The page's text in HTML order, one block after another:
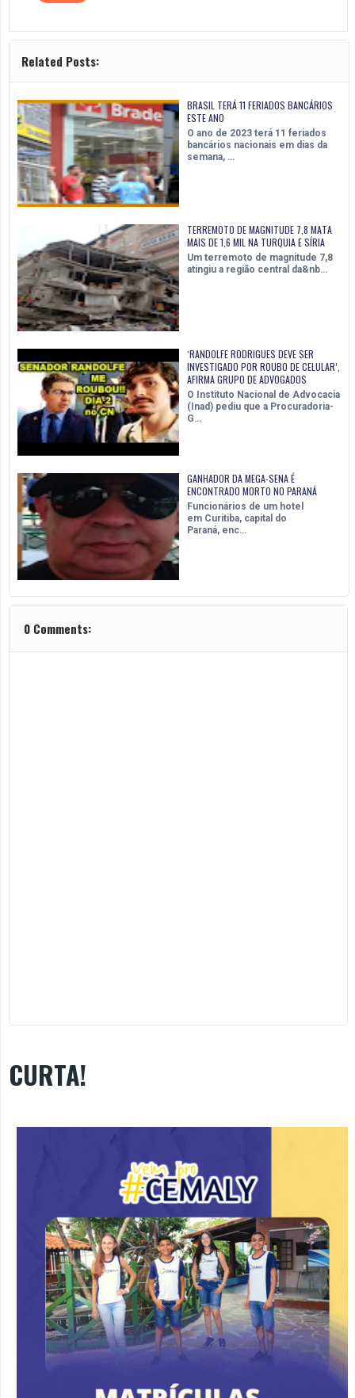
Related Posts:
BRASIL TERÁ 11 FERIADOS BANCÁRIOS
ESTE ANO
O ano de 2023 terá 11 feriados
bancários nacionais em dias da
semana, …
TERREMOTO DE MAGNITUDE 7,8 MATA
MAIS DE 1,6 MIL NA TURQUIA E SÍRIA
Um terremoto de magnitude 7,8
atingiu a região central da&nb…
‘RANDOLFE RODRIGUES DEVE SER
INVESTIGADO POR ROUBO DE CELULAR’,
AFIRMA GRUPO DE ADVOGADOS
O Instituto Nacional de Advocacia
(Inad) pediu que a Procuradoria-
G…
GANHADOR DA MEGA-SENA É
ENCONTRADO MORTO NO PARANÁ
Funcionários de um hotel
em Curitiba, capital do
Paraná, enc…
0 Comments:
CURTA!